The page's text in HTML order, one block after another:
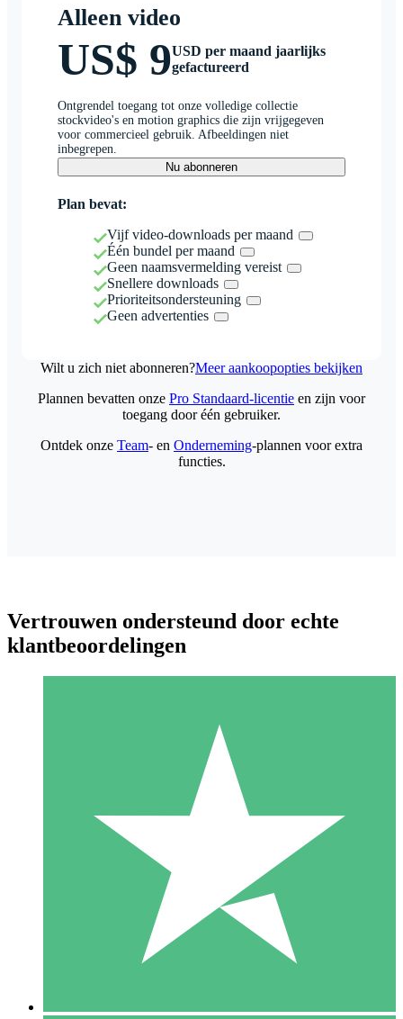
Alleen video
US$ 9USD per maand jaarlijks
gefactureerd
Ontgrendel toegang tot onze volledige collectie
stockvideo's en motion graphics die zijn vrijgegeven
voor commercieel gebruik. Afbeeldingen niet
inbegrepen.
Nu abonneren
Plan bevat:
Vijf video-downloads per maand
Één bundel per maand
Geen naamsvermelding vereist
Snellere downloads
Prioriteitsondersteuning
Geen advertenties
Wilt u zich niet abonneren?Meer aankoopopties bekijken
Individuele Creditpakketten
Betaal per gebruik met downloadtegoeden. Geen maandelijkse
1000
Plannen bevatten onze Pro Standaard-licentie en zijn voor
toegang door één gebruiker.
Ontdek onze Team- en Onderneming-plannen voor extra
functies.
Vertrouwen ondersteund door echte
klantbeoordelingen